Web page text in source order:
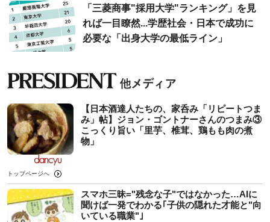
「三菱商事"採用大学"ランキング」を見
れば一目瞭然...学歴社会・日本で成功に
必要な「出身大学の最低ライン」
【日本酒達人たちの、家呑み「リピートつま
み」帖】ジョン・ゴントナーさんのつまみ③
こっくり旨い「里芋、椎茸、鶏もも肉の煮
物」
トップページへ
スマホ三昧="残念な子"ではなかった…AIに
聞けば一発でわかる｢子供の隠れた才能と"向
いている職業"｣